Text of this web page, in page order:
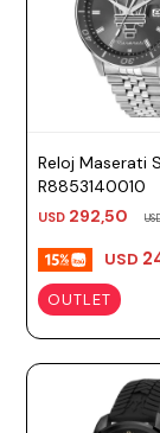
Reloj Maserati
R8853140010
USD 292,50
USD
OUTLET